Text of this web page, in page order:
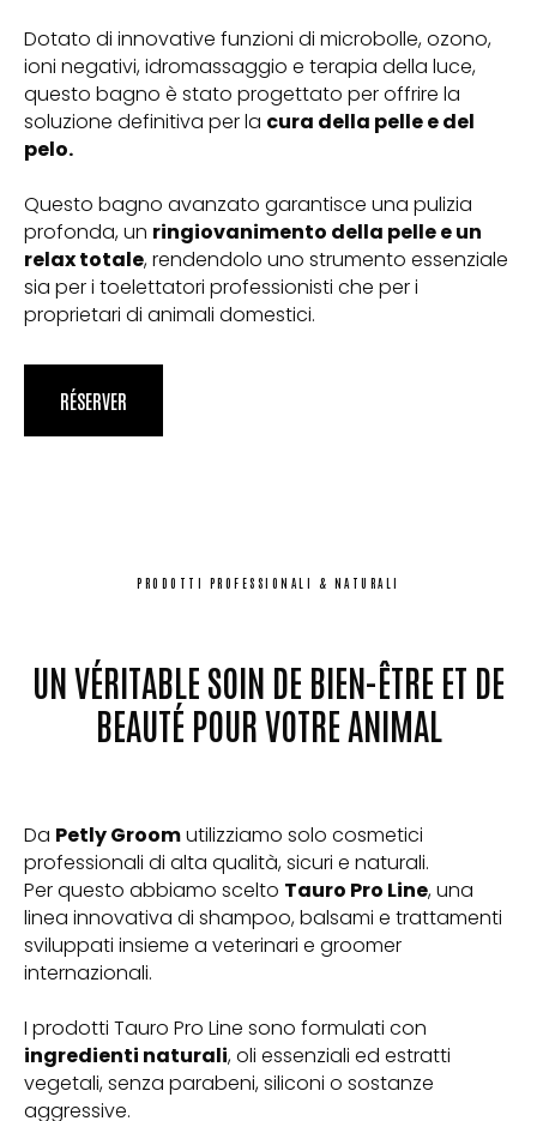
Dotato di innovative funzioni di microbolle, ozono,
ioni negativi, idromassaggio e terapia della luce,
questo bagno è stato progettato per offrire la
soluzione definitiva per la cura della pelle e del
pelo.
Questo bagno avanzato garantisce una pulizia
profonda, un ringiovanimento della pelle e un
relax totale, rendendolo uno strumento essenziale
sia per i toelettatori professionisti che per i
proprietari di animali domestici.
RÉSERVER
PRODOTTI PROFESSIONALI & NATURALI
UN VÉRITABLE SOIN DE BIEN-ÊTRE ET DE
BEAUTÉ POUR VOTRE ANIMAL
Da Petly Groomutilizziamo solo cosmetici
professionali di alta qualità, sicuri e naturali.
Per questo abbiamo scelto Tauro Pro Line, una
linea innovativa di shampoo, balsami e trattamenti
sviluppati insieme a veterinari e groomer
internazionali.
I prodotti Tauro Pro Line sono formulati con
ingredienti naturali, oli essenziali ed estratti
vegetali, senza parabeni, siliconi o sostanze
aggressive.